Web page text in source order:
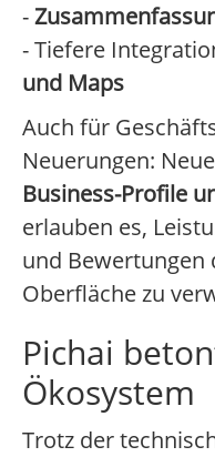
-
- Tiefere
und Maps
Auch für
Neuerungen:
Business-Profile
erlauben es,
und Bewertungen
Oberfläche zu
Pichai
Ökosystem
Trotz der